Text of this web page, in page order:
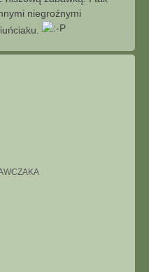
niegroźnymi
g